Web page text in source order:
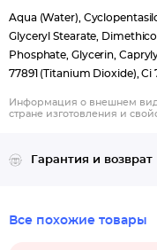
Aqua (Water),
Glyceryl Stearate,
Phosphate, Glycerin,
77891 (Titanium Dioxide), Ci
Информация о внешнем
стране изготовления и
Гарантия и возврат
Все похожие товары